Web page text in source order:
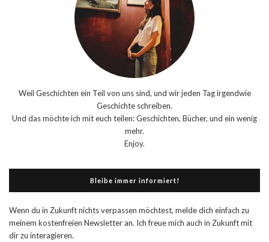
Weil Geschichten ein Teil von uns sind, und wir jeden Tag irgendwie
Geschichte schreiben.
Und das möchte ich mit euch teilen: Geschichten, Bücher, und ein wenig
mehr.
Enjoy.
Bleibe immer informiert!
Wenn du in Zukunft nichts verpassen möchtest, melde dich einfach zu
meinem kostenfreien Newsletter an. Ich freue mich auch in Zukunft mit
dir zu interagieren.